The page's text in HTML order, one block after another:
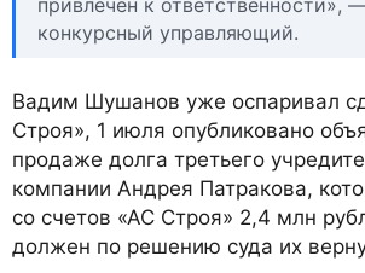
конкурсный управляющий.
Вадим Шушанов уже оспаривал
Строя», 1 июля опубликовано
продаже долга третьего
компании Андрея Патракова,
со счетов «АС Строя» 2,4 млн
должен по решению суда их